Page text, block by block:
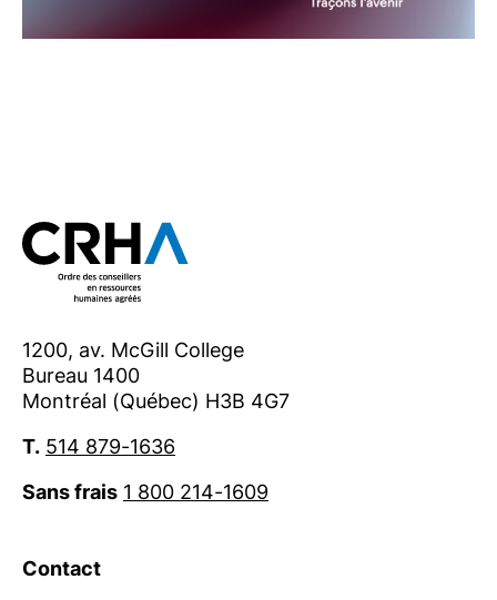
1200, av. McGill College
Bureau 1400
Montréal (Québec) H3B 4G7
T. 514 879-1636
Sans frais 1 800 214-1609
Contact